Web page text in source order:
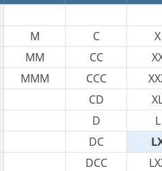
M C X
MM CC
MMM CCC
CD
D L
DC
DCC